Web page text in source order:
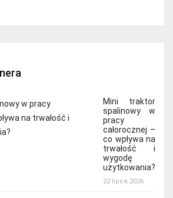
Mini traktor
spalinowy w
pracy
całorocznej –
co wpływa na
trwałość i
wygodę
użytkowania?
22 lipca 2026